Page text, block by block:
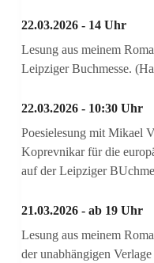
22.03.2026 - 14 Uhr
Lesung aus meinem
Leipziger Buchmesse.
22.03.2026 - 10:30 Uhr
Poesielesung mit Mikael
Koprevnikar für die
auf der Leipziger
21.03.2026 - ab 19 Uhr
Lesung aus meinem
der unabhängigen